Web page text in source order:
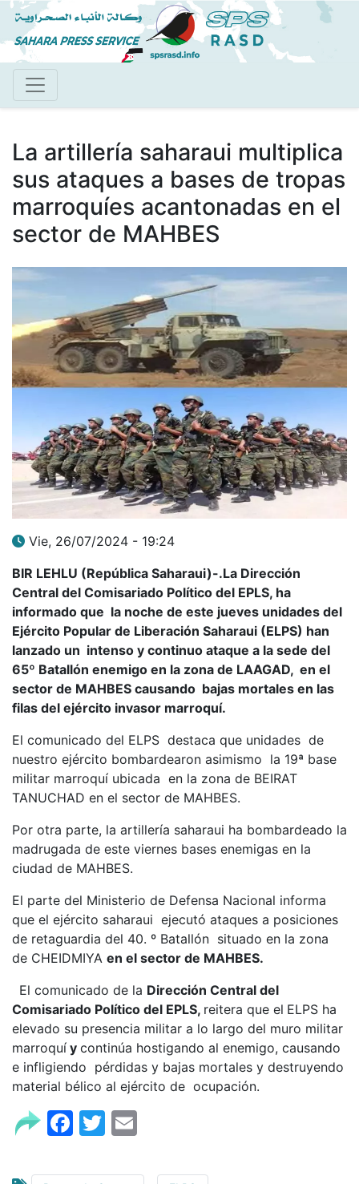
Pasar
al
contenido
La artillería saharaui multiplica
sus ataques a bases de tropas
marroquíes acantonadas en el
sector de MAHBES
Vie, 26/07/2024 - 19:24
BIR LEHLU (República Saharaui)-.La Dirección
Central del Comisariado Político del EPLS, ha
informado que la noche de este jueves unidades del
Ejército Popular de Liberación Saharaui (ELPS) han
lanzado un intenso y continuo ataque a la sede del
65º Batallón enemigo en la zona de LAAGAD, en el
sector de MAHBES causando bajas mortales en las
filas del ejército invasor marroquí.
El comunicado del ELPS destaca que unidades de
nuestro ejército bombardearon asimismo la 19ª base
militar marroquí ubicada en la zona de BEIRAT
TANUCHAD en el sector de MAHBES.
Por otra parte, la artillería saharaui ha bombardeado la
madrugada de este viernes bases enemigas en la
ciudad de MAHBES.
El parte del Ministerio de Defensa Nacional informa
que el ejército saharaui ejecutó ataques a posiciones
de retaguardia del 40. º Batallón situado en la zona
de CHEIDMIYA en el sector de MAHBES.
El comunicado de la Dirección Central del
Comisariado Político del EPLS, reitera que el ELPS ha
elevado su presencia militar a lo largo del muro militar
marroquí y continúa hostigando al enemigo, causando
e infligiendo pérdidas y bajas mortales y destruyendo
material bélico al ejército de ocupación.
Facebook
Twitter